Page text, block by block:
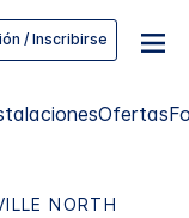
/ Inscribirse
Ofertas
NORTH